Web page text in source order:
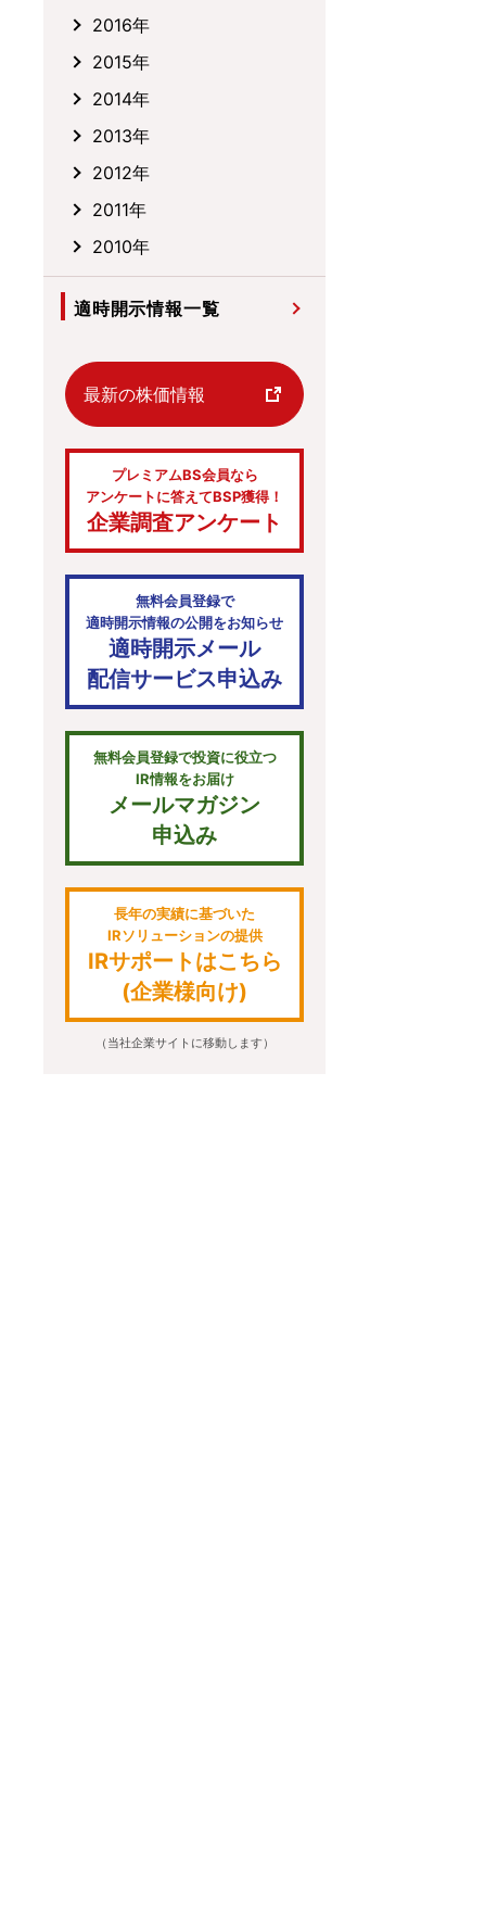
2016年
2015年
2014年
2013年
2012年
2011年
2010年
適時開示情報一覧
最新の株価情報
プレミアムBS会員なら
アンケートに答えてBSP獲得！
企業調査アンケート
無料会員登録で
適時開示情報の公開をお知らせ
適時開示メール
配信サービス申込み
無料会員登録で投資に役立つ
IR情報をお届け
メールマガジン
申込み
長年の実績に基づいた
IRソリューションの提供
IRサポートはこちら
(企業様向け)
（当社企業サイトに移動します）